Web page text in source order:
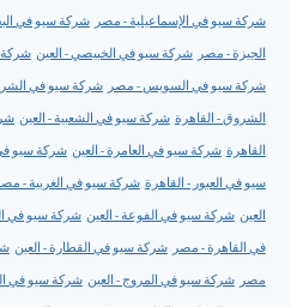
شركة سيو في الإسماعيلية - مصر شركة سيو في
الجيزة - مصر شركة سيو في الخبيصي - العين شركة
شركة سيو في السويس - مصر شركة سيو في
الشروق - القاهرة شركة سيو في الشعبية - العين
القاهرة شركة سيو في العامرة - العين شركة سيو في
سيو في العبور - القاهرة شركة سيو في الغربية -
العين شركة سيو في الفوعة - العين شركة سيو في
في القاهرة - مصر شركة سيو في القطارة - العين
مصر شركة سيو في المروج - العين شركة سيو في